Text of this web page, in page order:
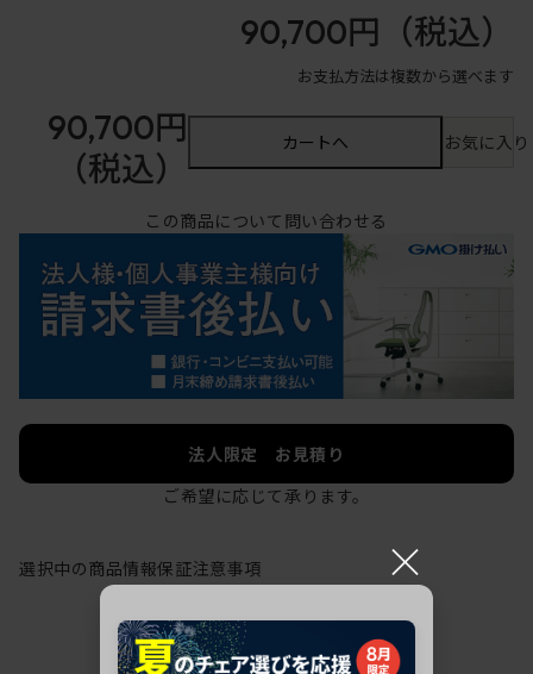
90,700円 （税込）
お支払方法は複数から選べます
90,700円
（税込）
カートへ お気に入
この商品について問い合わせる
法人限定 お見積り
ご希望に応じて承ります。
選択中の商品情報保証注意事項 ×